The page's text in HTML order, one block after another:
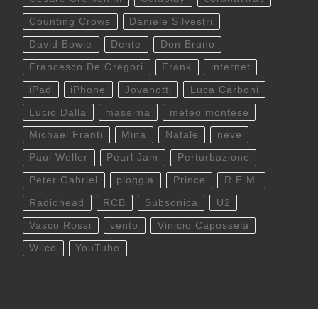
Counting Crows Daniele Silvestri
David Bowie Dente Don Bruno
Francesco De Gregori Frank internet
iPad iPhone Jovanotti Luca Carboni
Lucio Dalla massima meteo montese
Michael Franti Mina Natale neve
Paul Weller Pearl Jam Perturbazione
Peter Gabriel pioggia Prince R.E.M.
Radiohead RCB Subsonica U2
Vasco Rossi vento Vinicio Capossela
Wilco YouTube